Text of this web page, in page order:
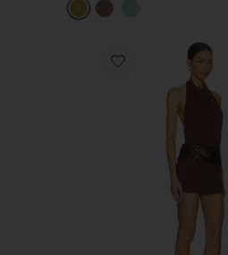
Favorite Hadar Mini